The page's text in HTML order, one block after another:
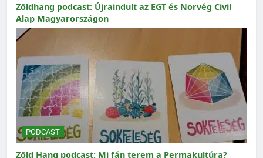
Zöldhang podcast: Újraindult az EGT és Norvég Civil
Alap Magyarországon
PODCAST
Zöld Hang podcast: Mi fán terem a Permakultúra?